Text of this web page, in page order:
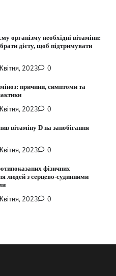
організму необхідні вітаміни:
дієту, щоб підтримувати
2023 0
причини, симптоми та
2023 0
вітаміну D на запобігання
2023 0
фізичних
людей з серцево-судинними
2023 0